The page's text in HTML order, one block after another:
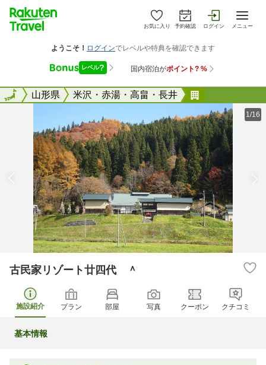
お気に入り 予約確認 ログイン メニュー
全国山形県 米沢・赤湯・高畠・長井
全国
1/16
古民家リゾート廿四代 ＾
施設紹介 プラン 部屋 写真 クーポン クチコミ
基本情報